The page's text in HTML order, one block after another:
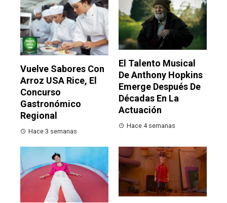
Vuelve Sabores Con
Arroz USA Rice, El
Concurso
Gastronómico
Regional
Hace 3 semanas
El Talento Musical
De Anthony Hopkins
Emerge Después De
Décadas En La
Actuación
Hace 4 semanas